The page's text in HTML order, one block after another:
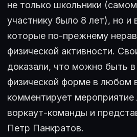
не только школьники
участнику было 8 лет), но и
которые по-прежнему
физической активности.
доказали, что можно быть в
физической форме в любом
комментирует
воркаут-команды и
Петр Панкратов.